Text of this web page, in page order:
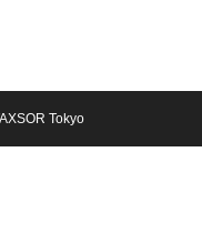
Tokyo